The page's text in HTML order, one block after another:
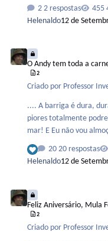
2 respostas
Helenaldo12 de
O Andy tem toda a
2
Criado por Professor
.... A barriga é dura,
piores totalmente podres. Feliz aniversário ao nosso velho
mar! E Eu não vou
20 respostas
Helenaldo12 de
Feliz Aniversário, Mula
2
Criado por Professor